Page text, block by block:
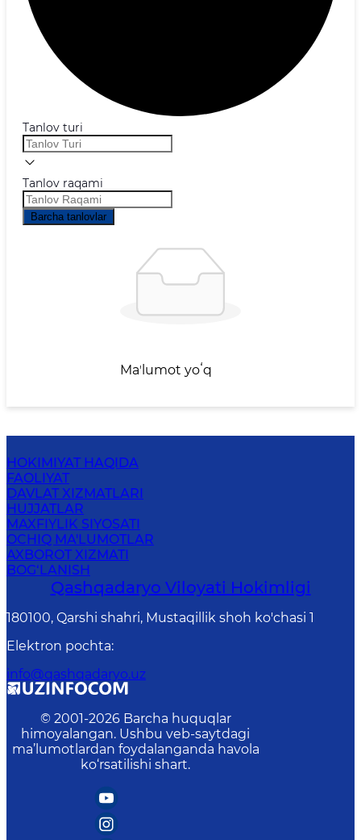
Tanlov turi
Tanlov raqami
Barcha tanlovlar
Maʼlumot yoʻq
HOKIMIYAT HAQIDA
FAOLIYAT
DAVLAT XIZMATLARI
HUJJATLAR
MAXFIYLIK SIYOSATI
OCHIQ MA'LUMOTLAR
AXBOROT XIZMATI
BOG‘LANISH
Qashqadaryo Viloyati Hоkimligi
180100, Qаrshi shаhri, Mustаqillik shoh ko'chasi 1
Elektron pochta:
info@qashqadaryo.uz
© 2001-2026 Barcha huquqlar
himoyalangan. Ushbu veb-saytdagi
ma’lumotlardan foydalanganda havola
ko‘rsatilishi shart.